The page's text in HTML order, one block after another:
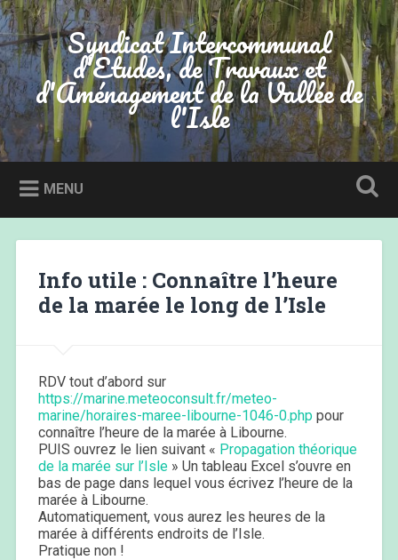
Accéder
au
contenu
principal
RechercheSyndicat Intercommunal
d'Etudes, de Travaux et
d'Aménagement de la Vallée de
l'Isle
MENU
Info utile : Connaître l’heure
de la marée le long de l’Isle
RDV tout d’abord sur
https://marine.meteoconsult.fr/meteo-
marine/horaires-maree-libourne-1046-0.phppour
connaître l’heure de la marée à Libourne.
PUIS ouvrez le lien suivant « Propagation théorique
de la marée sur l’Isle» Un tableau Excel s’ouvre en
bas de page dans lequel vous écrivez l’heure de la
marée à Libourne.
Automatiquement, vous aurez les heures de la
marée à différents endroits de l’Isle.
Pratique non !